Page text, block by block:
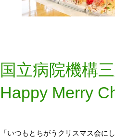
国立病院機構
​Happy Merry
「いつもとちがうクリスマス会にし